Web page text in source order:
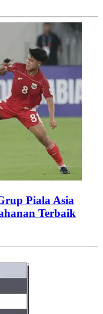
Piala Asia
Terbaik